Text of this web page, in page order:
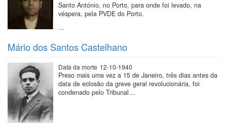
Santo António, no Porto, para onde foi levado, na
véspera, pela PVDE do Porto.
…
Mário dos Santos Castelhano
Data da morte 12-10-1940
Preso mais uma vez a 15 de Janeiro, três dias antes da
data de eclosão da greve geral revolucionária, foi
condenado pelo Tribunal…